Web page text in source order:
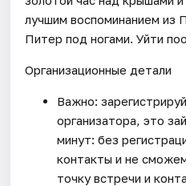
лучшим воспоминанием из
Питер под ногами. Уйти
Организационные детали
Важно:
организатора, это
минут: без
контакты и не
точку встречи и